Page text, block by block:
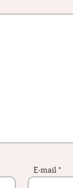
E-mail *